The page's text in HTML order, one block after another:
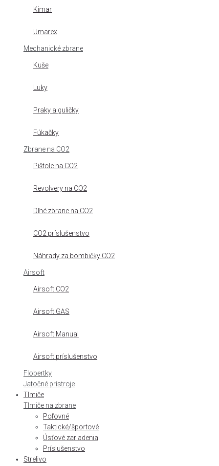
Kimar
Umarex
Mechanické zbrane
Kuše
Luky
Praky a guličky
Fúkačky
Zbrane na CO2
Pištole na CO2
Revolvery na CO2
Dlhé zbrane na CO2
CO2 príslušenstvo
Náhrady za bombičky CO2
Airsoft
Airsoft CO2
Airsoft GAS
Airsoft Manual
Airsoft príslušenstvo
Flobertky
Jatočné prístroje
Tlmiče
Tlmiče na zbrane
Poľovné
Taktické/športové
Úsťové zariadenia
Príslušenstvo
Strelivo